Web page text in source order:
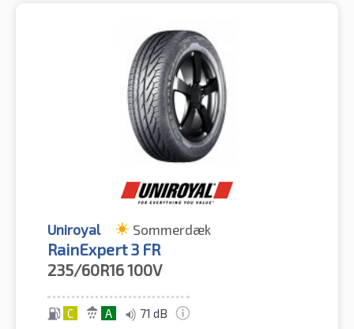
Uniroyal Sommerdæk
RainExpert 3 FR
235/60R16100V
C A 71 dB